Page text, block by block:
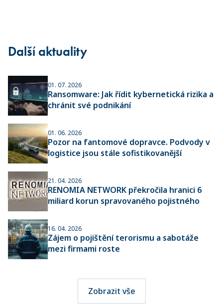
Další aktuality
01. 07. 2026
Ransomware: Jak řídit kybernetická rizika a
chránit své podnikání
01. 06. 2026
Pozor na fantomové dopravce. Podvody v
logistice jsou stále sofistikovanější
21. 04. 2026
RENOMIA NETWORK překročila hranici 6
miliard korun spravovaného pojistného
16. 04. 2026
Zájem o pojištění terorismu a sabotáže
mezi firmami roste
Zobrazit vše